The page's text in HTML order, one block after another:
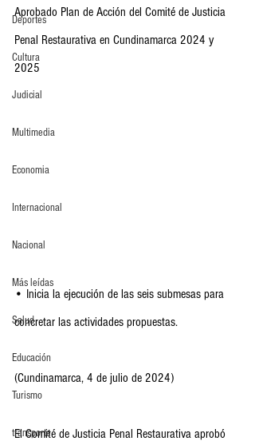
Deportes
Cultura
Judicial
Multimedia
Economia
Internacional
Nacional
Más leídas
Salud
Educación
Turismo
transporte
Aprobado Plan de Acción del Comité de Justicia
Penal Restaurativa en Cundinamarca 2024 y
2025
• Inicia la ejecución de las seis submesas para
concretar las actividades propuestas.
(Cundinamarca, 4 de julio de 2024)
El Comité de Justicia Penal Restaurativa aprobó